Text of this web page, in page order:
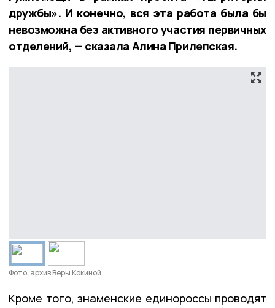
дружбы». И конечно, вся эта работа была бы
невозможна без активного участия первичных
отделений, — сказала Алина Прилепская.
Фото: архив Веры Кокиной
Кроме того, знаменские единороссы проводят